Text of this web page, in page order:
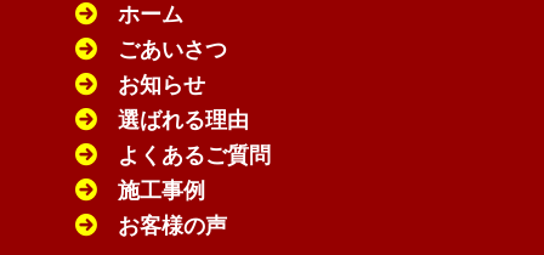
ホーム
ごあいさつ
お知らせ
選ばれる理由
よくあるご質問
施工事例
お客様の声